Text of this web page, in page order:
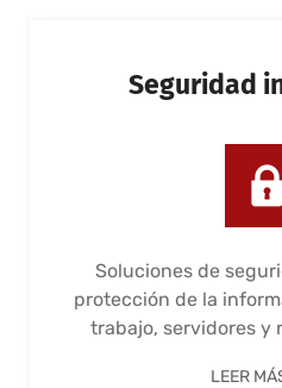
Seguridad
Soluciones de
protección de la
trabajo, servidores y
LEER